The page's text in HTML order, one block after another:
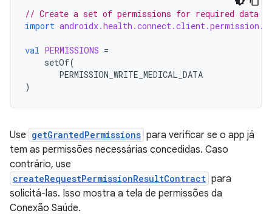
// Create a set of permissions for required data
import
val PERMISSIONS =
setOf(
PERMISSION_WRITE_MEDICAL_DATA
)
Use getGrantedPermissions para verificar se o app já
tem as permissões necessárias concedidas. Caso
contrário, use
createRequestPermissionResultContract para
solicitá-las. Isso mostra a tela de permissões da
Conexão Saúde.